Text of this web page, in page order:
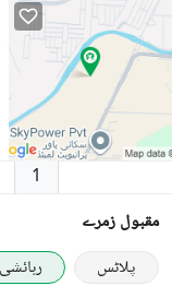
1
مقبول زمرے
پلاٹس